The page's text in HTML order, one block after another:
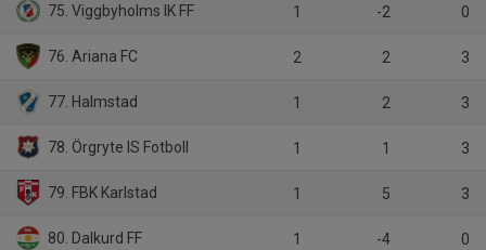
75. Viggbyholms IK FF 1 -2 0
76. Ariana FC 2 2 3
77. Halmstad 1 2 3
78. Örgryte IS Fotboll 1 1 3
79. FBK Karlstad 1 5 3
80. Dalkurd FF 1 -4 0